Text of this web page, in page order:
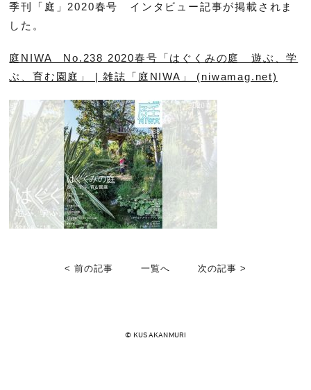
季刊「庭」2020春号 インタビュー記事が掲載されま
した。
庭NIWA No.238 2020春号「はぐくみの庭 遊ぶ、学
ぶ、育む園庭」 | 雑誌「庭NIWA」 (niwamag.net)
< 前の記事 一覧へ 次の記事 >
© KUSAKANMURI